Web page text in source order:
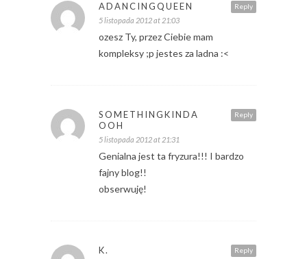
Reply
ADANCINGQUEEN
5 listopada 2012 at 21:03
ozesz Ty, przez Ciebie mam
kompleksy ;p jestes za ladna :<
Reply
SOMETHINGKINDA
OOH
5 listopada 2012 at 21:31
Genialna jest ta fryzura!!! I bardzo
fajny blog!!
obserwuję!
Reply
K.